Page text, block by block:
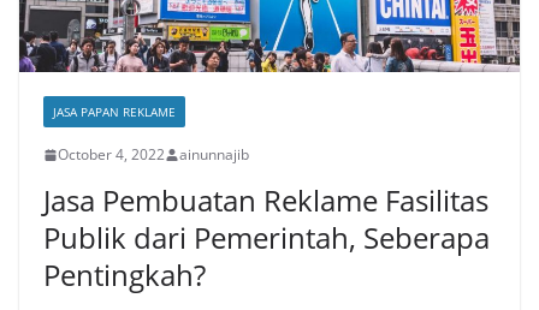
JASA PAPAN REKLAME
October 4, 2022 ainunnajib
Jasa Pembuatan Reklame Fasilitas
Publik dari Pemerintah, Seberapa
Pentingkah?